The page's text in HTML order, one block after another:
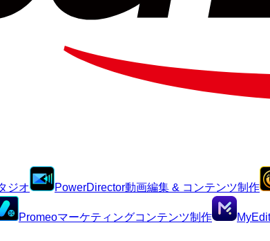
ジオ PowerDirector動画編集 & コンテンツ制作
Promeoマーケティングコンテンツ制作 MyEdit